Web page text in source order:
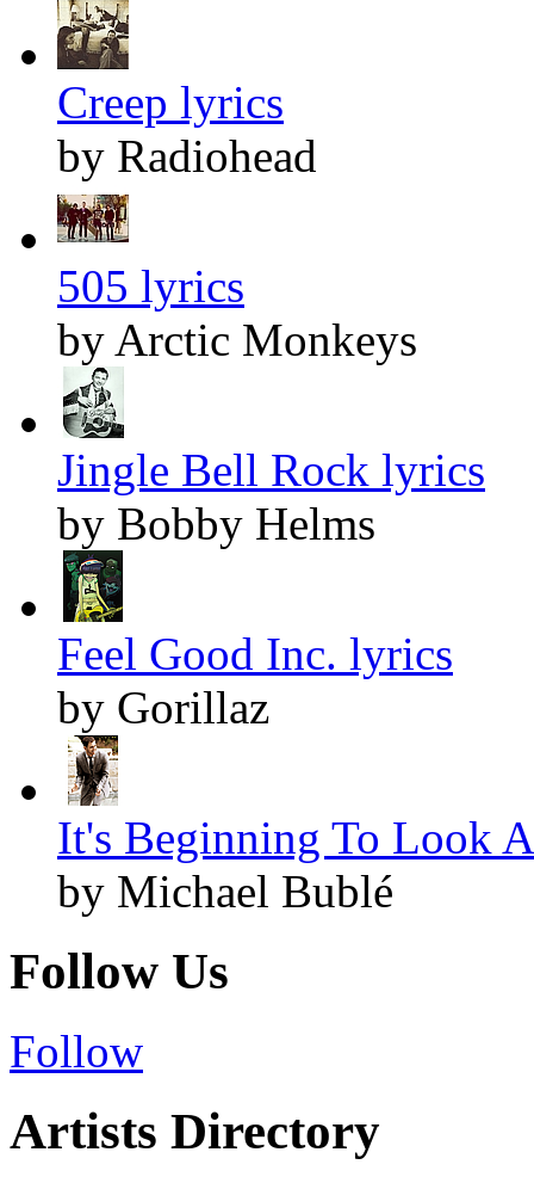
Creep lyrics
by Radiohead
505 lyrics
by Arctic Monkeys
Jingle Bell Rock lyrics
by Bobby Helms
Feel Good Inc. lyrics
by Gorillaz
It's Beginning To Look
by Michael Bublé
Follow Us
Follow
Artists Directory